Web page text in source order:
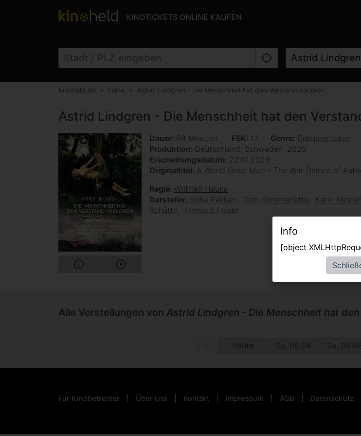
KINOTICKETS ONLINE KAUFEN
kinoheld.de Filme Astrid Lindgren - Die Menschheit hat den Verstand verloren
Astrid Lindgren - Die Menschheit hat den
Dauer 98 Minuten FSK 12 Genre Dokumentation
Produktion Deutschland, Schweden, 2025
Erscheinungsdatum 22.01.2026
Originaltitel A World Gone Mad - The War Diaries of
Regie Wilfried Hauke
Darsteller Sofia Pekkari Tom Sommerlatte Karin Nyman
Schütte
Lennard Leiste
Alle Vorstellungen von Astrid Lindgren - Die Menschheit hat
heute Sa, 08.08. So,
Für Kinobetreiber Über uns Kontakt Impressum AGB Datenschutz
Info
[object